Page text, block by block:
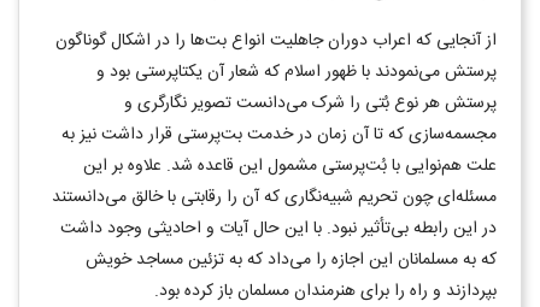
از آنجایی که اعراب دوران جاهلیت انواع بت‌ها را در اشکال گوناگون
پرستش می‌نمودند با ظهور اسلام که شعار آن یکتاپرستی بود و
پرستش هر نوع بُتی را شرک می‌دانست تصویر نگارگری و
مجسمه‌سازی که تا آن زمان در خدمت بت‌پرستی قرار داشت نیز به
علت هم‌نوایی با بُت‌پرستی مشمول این قاعده شد. علاوه بر این
مسئله‌ای چون تحریم شبیه‌نگاری که آن را رقابتی با خالق می‌دانستند
در این رابطه بی‌تأثیر نبود. با این حال آیات و احادیثی وجود داشت
که به مسلمانان این اجازه را می‌داد که به تزئین مساجد خویش
بپردازند و راه را برای هنرمندان مسلمان باز کرده بود.